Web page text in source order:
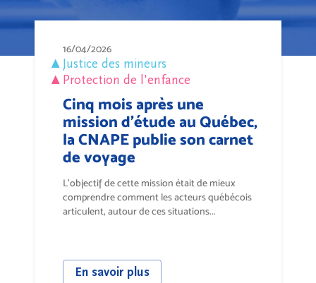
16/04/2026
Justice des mineurs
Protection de l'enfance
Cinq mois après une
mission d’étude au Québec,
la CNAPE publie son carnet
de voyage
L’objectif de cette mission était de mieux
comprendre comment les acteurs québécois
articulent, autour de ces situations...
En savoir plus